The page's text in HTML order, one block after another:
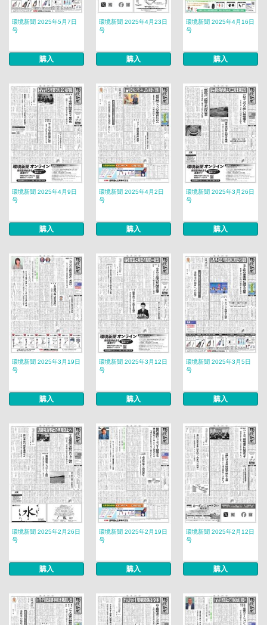
環境新聞 2025年5月7日
号
購入
環境新聞 2025年4月23日
号
購入
環境新聞 2025年4月16日
号
購入
環境新聞 2025年4月9日
号
購入
環境新聞 2025年4月2日
号
購入
環境新聞 2025年3月26日
号
購入
環境新聞 2025年3月19日
号
購入
環境新聞 2025年3月12日
号
購入
環境新聞 2025年3月5日
号
購入
環境新聞 2025年2月26日
号
購入
環境新聞 2025年2月19日
号
購入
環境新聞 2025年2月12日
号
購入